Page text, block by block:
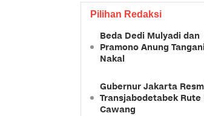
Pilihan Redaksi
Beda Dedi Mulyadi dan
Pramono Anung
Nakal
Gubernur Jakarta
Transjabodetabek Rute
Cawang